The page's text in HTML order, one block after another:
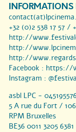
INFORMATIONS
+32 (0)2 538 17 57 /
http://
http://
http://
Facebook : https://
Instagram :
asbl LPC -
5 A rue du Fort /
RPM Bruxelles
BE36 0011 3205 6381